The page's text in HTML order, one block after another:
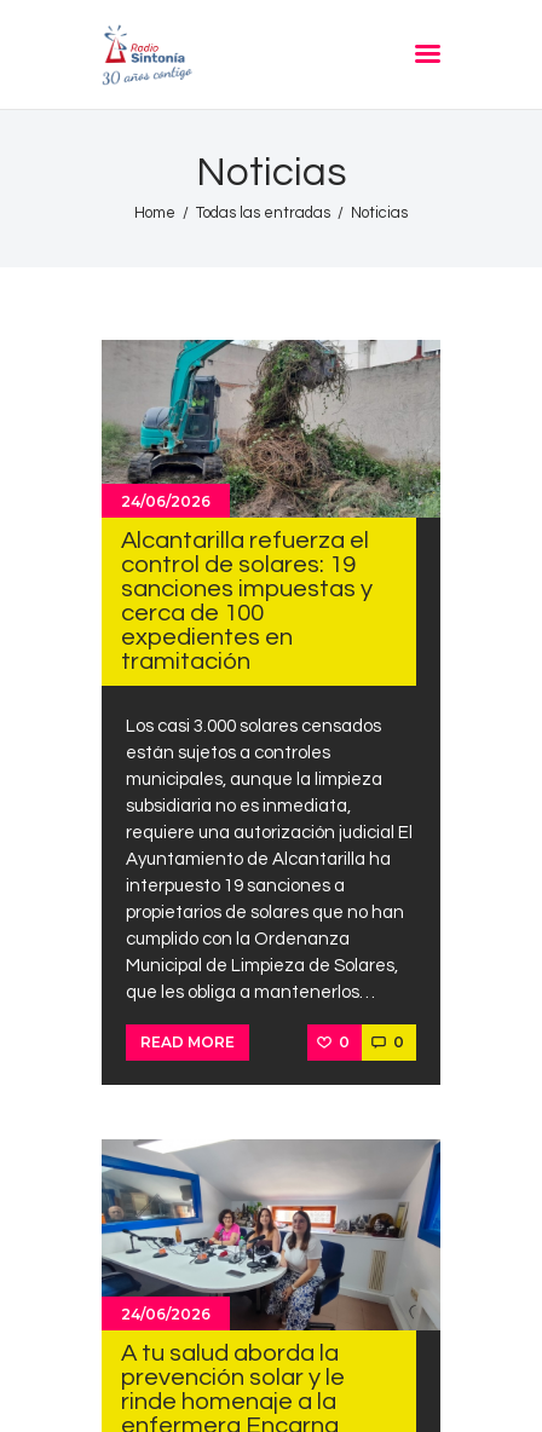
Noticias
Home Todas las entradas Noticias
RADIO SINTONIA
PROGRAMACIÓN
Nuestra Historia
Contacto
24/06/2026
Alcantarilla refuerza el
control de solares: 19
sanciones impuestas y
cerca de 100
expedientes en
tramitación
Los casi 3.000 solares censados
están sujetos a controles
municipales, aunque la limpieza
subsidiaria no es inmediata,
requiere una autorización judicial El
Ayuntamiento de Alcantarilla ha
interpuesto 19 sanciones a
propietarios de solares que no han
cumplido con la Ordenanza
Municipal de Limpieza de Solares,
que les obliga a mantenerlos…
READ MORE 0 0
24/06/2026
A tu salud aborda la
prevención solar y le
rinde homenaje a la
enfermera Encarna